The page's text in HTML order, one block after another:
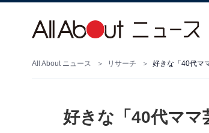
All About ニュース リサーチ 好きな「40代マ
好きな「40代ママ